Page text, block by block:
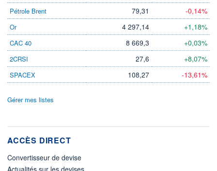
Pétrole Brent
79,31 -0,14%
Or 4 297,14 +1,18%
CAC 40 8 669,3 +0,03%
2CRSI 27,6 +8,07%
SPACEX 108,27 -13,61%
Gérer mes listes
ACCÈS DIRECT
Convertisseur de devise
Actualités sur les devises